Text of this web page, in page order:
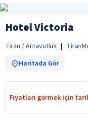
Hotel Victoria
Tiran / Arnavutluk | Tiran
Haritada Gör
Fiyatları görmek için